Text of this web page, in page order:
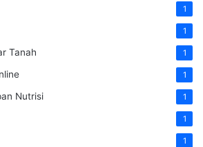
1
1
Tanah 1
1
Nutrisi 1
1
1